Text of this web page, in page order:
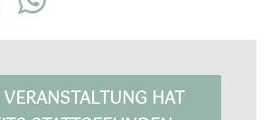
VERANSTALTUNG HAT